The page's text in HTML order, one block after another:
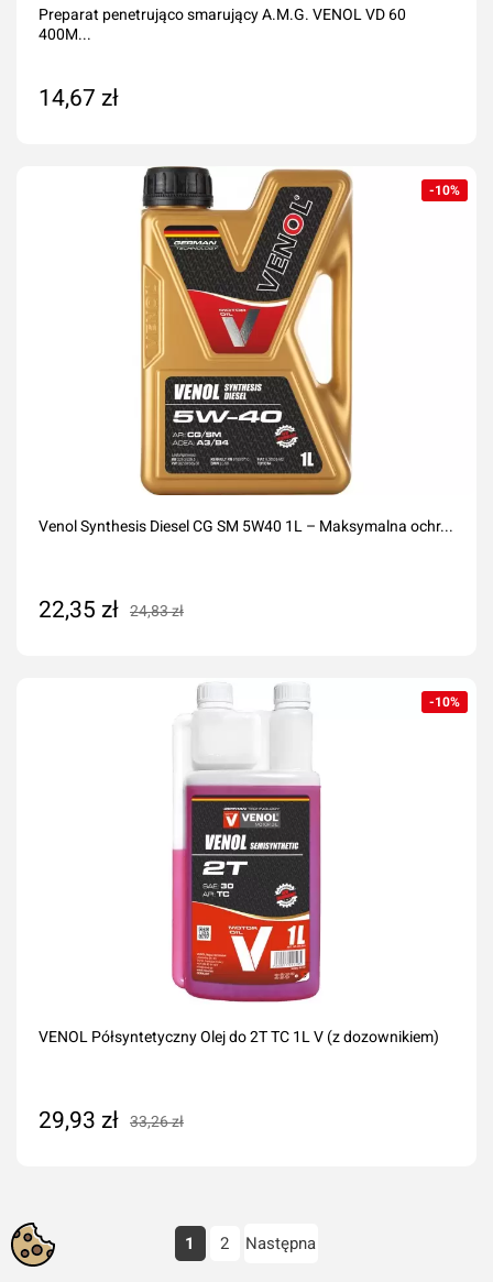
Preparat penetrująco smarujący A.M.G. VENOL VD 60
400M...
14,67 zł
-10%
Venol Synthesis Diesel CG SM 5W40 1L – Maksymalna ochr...
22,35 zł 24,83 zł
-10%
VENOL Półsyntetyczny Olej do 2T TC 1L V (z dozownikiem)
29,93 zł 33,26 zł
1 2 Następna